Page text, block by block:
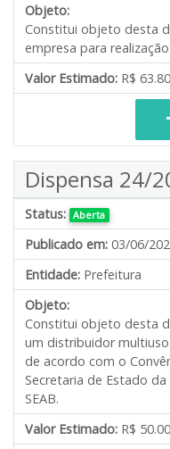
Objeto:
Constitui objeto desta
empresa para
Valor Estimado: R$
Dispensa 24/
Status: Aberta
Publicado em: 03/06/
Entidade: Prefeitura
Objeto:
Constitui objeto desta
um distribuidor
de acordo com o
Secretaria de Estado
SEAB.
Valor Estimado: R$